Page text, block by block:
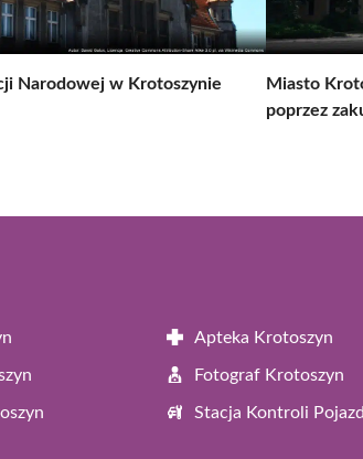
Narodowej w Krotoszynie
Miasto
poprzez
Apteka Krotoszyn
Fotograf Krotoszyn
Stacja Kontroli